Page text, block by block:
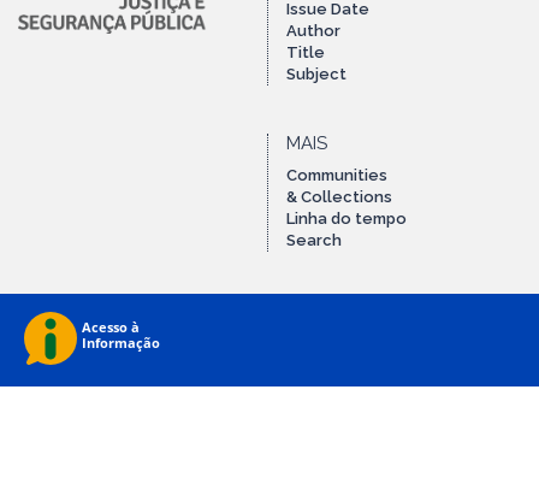
Issue Date
Author
Title
Subject
MAIS
Communities
& Collections
Linha do tempo
Search